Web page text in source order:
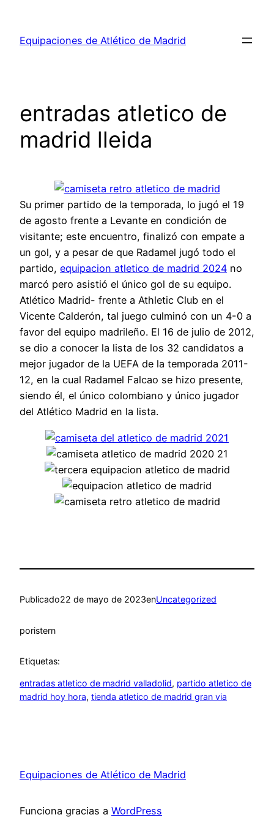
contenido
Equipaciones de Atlético de Madrid
entradas atletico de
madrid lleida
Su primer partido de la temporada, lo jugó el 19
de agosto frente a Levante en condición de
visitante; este encuentro, finalizó con empate a
un gol, y a pesar de que Radamel jugó todo el
partido, equipacion atletico de madrid 2024 no
marcó pero asistió el único gol de su equipo.
Atlético Madrid- frente a Athletic Club en el
Vicente Calderón, tal juego culminó con un 4-0 a
favor del equipo madrileño. El 16 de julio de 2012,
se dio a conocer la lista de los 32 candidatos a
mejor jugador de la UEFA de la temporada 2011-
12, en la cual Radamel Falcao se hizo presente,
siendo él, el único colombiano y único jugador
del Atlético Madrid en la lista.
Publicado22 de mayo de 2023enUncategorized
poristern
Etiquetas:
entradas atletico de madrid valladolid, partido atletico de
madrid hoy hora, tienda atletico de madrid gran via
Equipaciones de Atlético de Madrid
Funciona gracias a WordPress